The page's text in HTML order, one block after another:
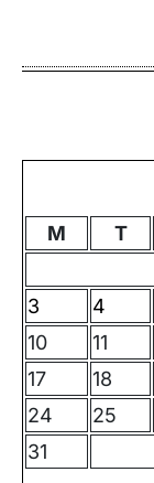
M
T
3
4
10
11
17
18
24
25
31